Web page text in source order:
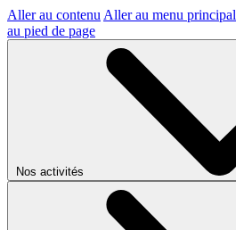
Aller au contenu Aller au menu principal
au pied de page
Nos activités